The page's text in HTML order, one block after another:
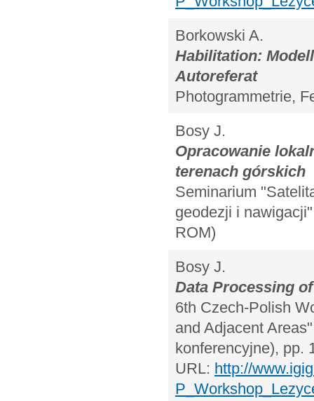
Borkowski A.
Habilitation:
Autoreferat
Photogrammetrie,
Bosy J.
Opracowanie
terenach górskich
Seminarium
geodezji i
ROM)
Bosy J.
Data Processing
6th Czech-Polish
and Adjacent
konferencyjne), pp.
URL: http://